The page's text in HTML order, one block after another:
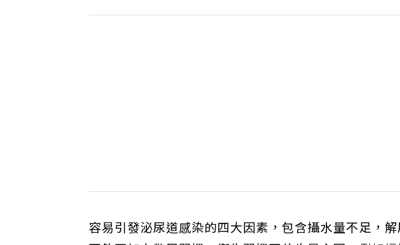
容易引發泌尿道感染的四大因素，包含攝水量不足，